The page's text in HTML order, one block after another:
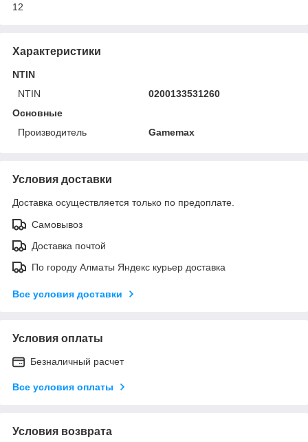
12
Характеристики
NTIN
NTIN
0200133531260
Основные
Производитель
Gamemax
Условия доставки
Доставка осуществляется только по предоплате.
Самовывоз
Доставка почтой
По городу Алматы Яндекс курьер доставка
Все условия доставки
Условия оплаты
Безналичный расчет
Все условия оплаты
Условия возврата